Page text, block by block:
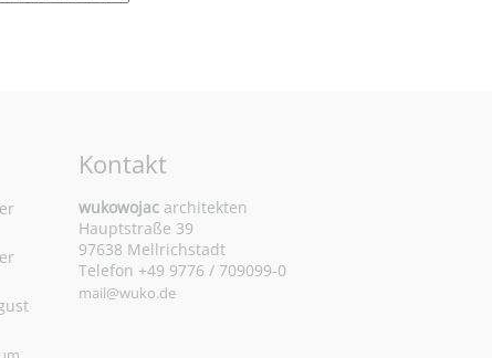
Kontakt
wukowojacarchitekten
Hauptstraße 39
97638 Mellrichstadt
Telefon +49 9776 / 709099-0
mail@wuko.de